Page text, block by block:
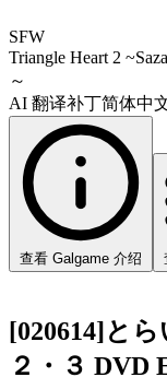
SFW
Triangle Heart 2
～
AI 翻译补丁简体中
查看 Galgame 介绍
[020614]と
２・３ DVD